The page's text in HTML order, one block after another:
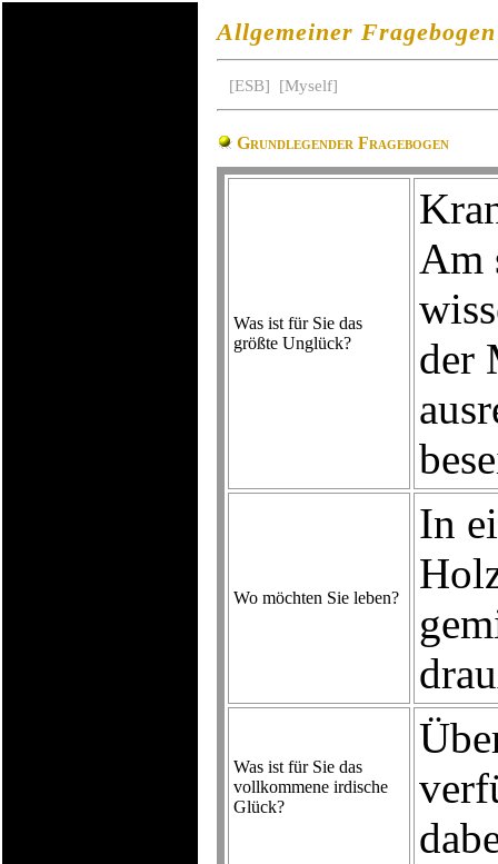
Allgemeiner Fragebogen
[ESB] [Myself]
Grundlegender Fragebogen
Was ist für Sie das
größte Unglück?
Am
der
Wo möchten Sie leben?
In
Was ist für Sie das
vollkommene irdische
Glück?